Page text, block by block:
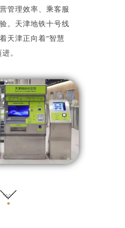
管理效率、乘客服
。天津地铁十号线
天津正向着“智慧
。